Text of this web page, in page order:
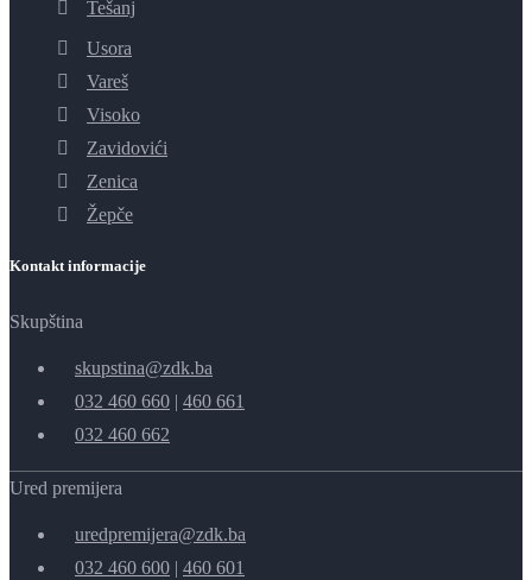
Tešanj
Usora
Vareš
Visoko
Zavidovići
Zenica
Žepče
Kontakt informacije
Skupština
skupstina@zdk.ba
032 460 660 | 460 661
032 460 662
Ured premijera
uredpremijera@zdk.ba
032 460 600 | 460 601